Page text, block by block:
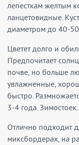
лепесткам желтым
ланцетовидные.
диаметром до 40-
Цветет долго и
Предпочитает
почве, но больше
увлажненные,
быстро.
3-4 года. Зимостоек.
Отлично подходит
миксбордерах, на